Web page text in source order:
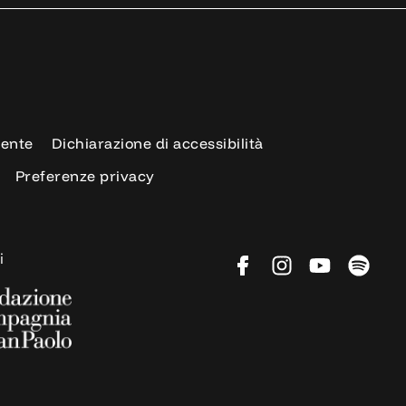
Dichiarazione di accessibilità
Preferenze privacy